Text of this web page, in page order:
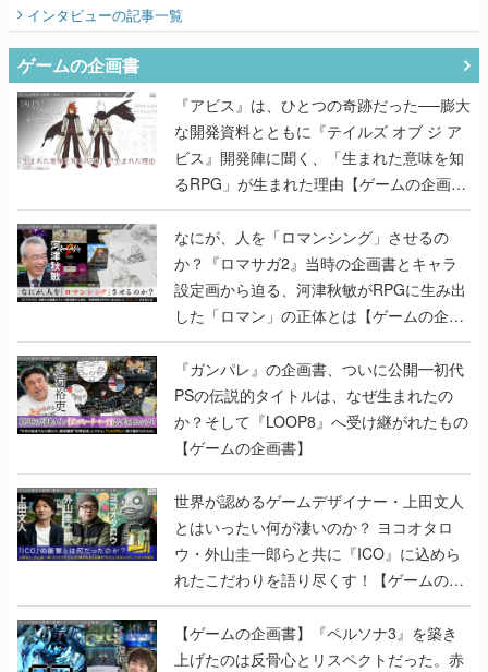
インタビューの記事一覧
ゲームの企画書
『アビス』は、ひとつの奇跡だった──膨大
な開発資料とともに『テイルズ オブ ジ ア
ビス』開発陣に聞く、「生まれた意味を知
るRPG」が生まれた理由【ゲームの企画
書】
なにが、人を「ロマンシング」させるの
か？『ロマサガ2』当時の企画書とキャラ
設定画から迫る、河津秋敏がRPGに生み出
した「ロマン」の正体とは【ゲームの企画
書】
『ガンパレ』の企画書、ついに公開━初代
PSの伝説的タイトルは、なぜ生まれたの
か？そして『LOOP8』へ受け継がれたもの
【ゲームの企画書】
世界が認めるゲームデザイナー・上田文人
とはいったい何が凄いのか？ ヨコオタロ
ウ・外山圭一郎らと共に『ICO』に込めら
れたこだわりを語り尽くす！【ゲームの企
画書】
【ゲームの企画書】『ペルソナ3』を築き
上げたのは反骨心とリスペクトだった。赤